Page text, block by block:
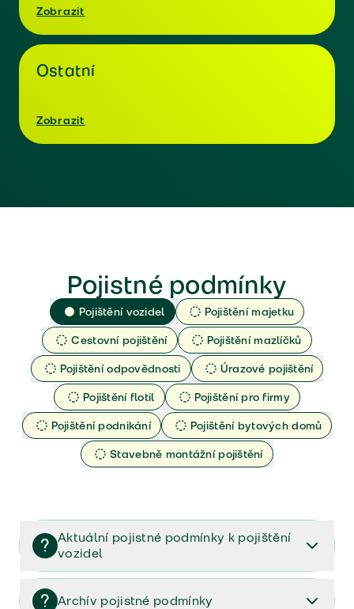
Zobrazit
Ostatní
Zobrazit
Pojistné podmínky
Pojištění vozidel
Pojištění majetku
Cestovní pojištění
Pojištění mazlíčků
Pojištění odpovědnosti
Úrazové pojištění
Pojištění flotil
Pojištění pro firmy
Pojištění podnikání
Pojištění bytových domů
Stavebně montážní pojištění
Aktuální pojistné podmínky k pojištění
vozidel
Pojištění vozidel/Pojistné podmínky a vše důležité ke
smlouvě (PDF)
Archív pojistné podmínky